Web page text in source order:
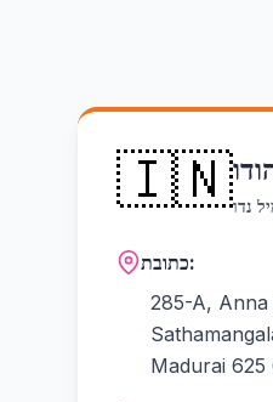
🇮🇳נדו
כתובת:
285-A, Anna
Madurai 625